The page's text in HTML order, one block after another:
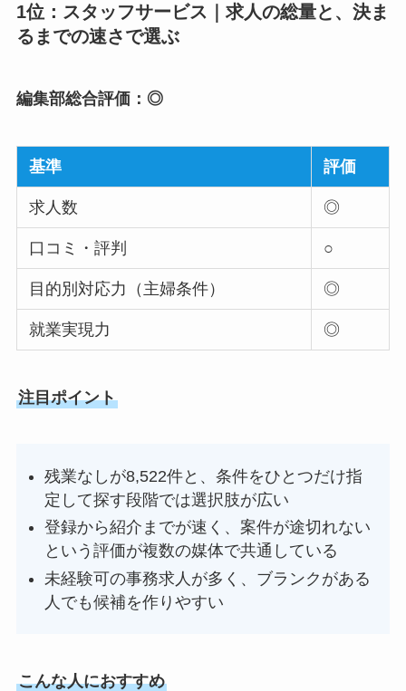
1位：スタッフサービス｜求人の総量と、決ま
るまでの速さで選ぶ
編集部総合評価：◎
基準 評価
求人数 ◎
口コミ・評判 ○
目的別対応力（主婦条件） ◎
就業実現力 ◎
注目ポイント
残業なしが8,522件と、条件をひとつだけ指
定して探す段階では選択肢が広い
登録から紹介までが速く、案件が途切れない
という評価が複数の媒体で共通している
未経験可の事務求人が多く、ブランクがある
人でも候補を作りやすい
こんな人におすすめ